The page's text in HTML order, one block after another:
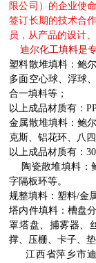
限公司）的企业使
签订长期的技术合
员，从产品的设计
迪尔化工填料是
塑料散堆填料： 鲍
多面空心球、浮球
合一填料等；
以上成品材质有：
金属散堆填料： 鲍
克斯、铝花环、八
以上成品材质有：
陶瓷散堆填料：
字隔板环等。
规整填料： 塑料/金
塔内件填料： 槽盘
罩塔盘、捕雾器、
撑、压栅、卡子、垫
江西省萍乡市